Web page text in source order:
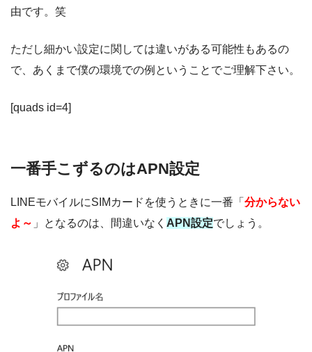
由です。笑
ただし細かい設定に関しては違いがある可能性もあるの
で、あくまで僕の環境での例ということでご理解下さい。
[quads id=4]
一番手こずるのはAPN設定
LINEモバイルにSIMカードを使うときに一番「 分からない
よ～ 」となるのは、間違いなく APN設定でしょう。